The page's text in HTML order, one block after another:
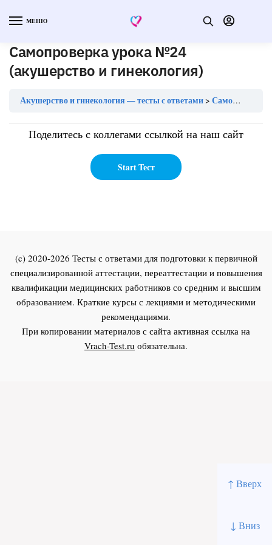
↑ Вверх
↓ Вниз
МЕНЮ
Самопроверка урока №24
(акушерство и гинекология)
Акушерство и гинекология — тесты с ответами Самопроверка урока №24 (акушерство и гинекология)
Поделитесь с коллегами ссылкой на наш сайт
(c) 2020-2026 Тесты с ответами для подготовки к первичной
специализированной аттестации, переаттестации и повышения
квалификации медицинских работников со средним и высшим
образованием. Краткие курсы с лекциями и методическими
рекомендациями.
При копировании материалов с сайта активная ссылка на
Vrach-Test.ru обязательна.